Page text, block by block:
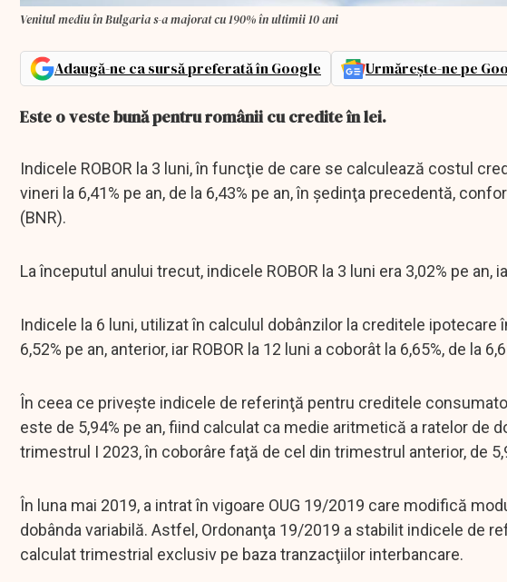
Venitul mediu în Bulgaria s-a majorat cu 190% în ultimii 10 ani
Adaugă-ne ca sursă preferată în Google Urmărește-ne pe
Este o veste bună pentru românii cu credite în lei.
Indicele ROBOR la 3 luni, în funcţie de care se calculează costul
vineri la 6,41% pe an, de la 6,43% pe an, în şedinţa precedentă,
(BNR).
La începutul anului trecut, indicele ROBOR la 3 luni era 3,02% pe an,
Indicele la 6 luni, utilizat în calculul dobânzilor la creditele ipotecare
6,52% pe an, anterior, iar ROBOR la 12 luni a coborât la 6,65%, de la
În ceea ce priveşte indicele de referinţă pentru creditele
este de 5,94% pe an, fiind calculat ca medie aritmetică a ratelor de
trimestrul I 2023, în coborâre faţă de cel din trimestrul anterior, de
În luna mai 2019, a intrat în vigoare OUG 19/2019 care modifică
dobânda variabilă. Astfel, Ordonanţa 19/2019 a stabilit indicele de
calculat trimestrial exclusiv pe baza tranzacţiilor interbancare.